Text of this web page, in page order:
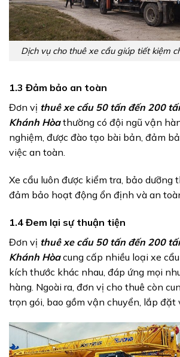
Dịch vụ cho thuê xe cẩu giúp tiết kiệm
1.3 Đảm bảo an toàn
Đơn vị thuê xe cẩu 50 tấn đến 200
Khánh Hòathường có đội ngũ vận
nghiệm, được đào tạo bài bản, đảm
việc an toàn.
Xe cẩu luôn được kiểm tra, bảo dưỡng
đảm bảo hoạt động ổn định và an
1.4 Đem lại sự thuận tiện
Đơn vị thuê xe cẩu 50 tấn đến 200
Khánh Hòacung cấp nhiều loại xe
kích thước khác nhau, đáp ứng mọi
hàng. Ngoài ra, đơn vị cho thuê còn
trọn gói, bao gồm vận chuyển, lắp đặt